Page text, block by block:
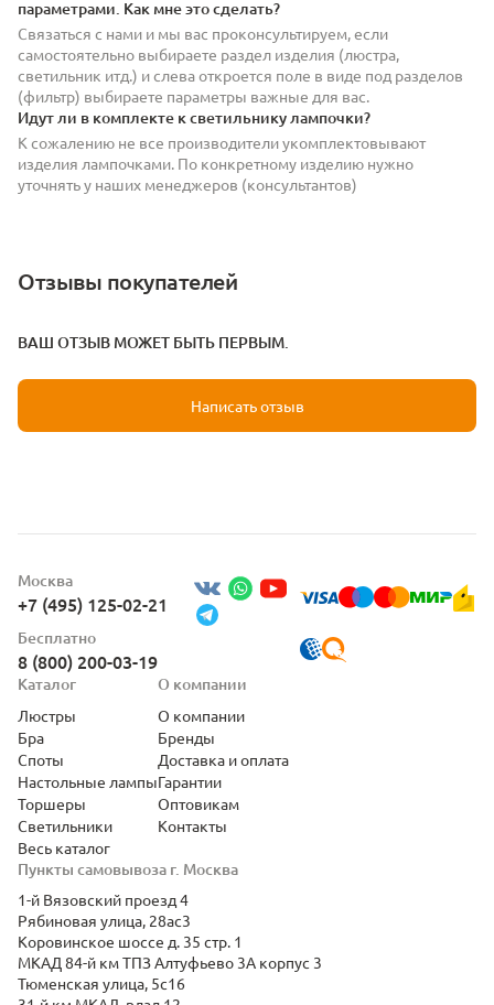
параметрами. Как мне это сделать?
Связаться с нами и мы вас проконсультируем, если
самостоятельно выбираете раздел изделия (люстра,
светильник итд.) и слева откроется поле в виде под разделов
(фильтр) выбираете параметры важные для вас.
Идут ли в комплекте к светильнику лампочки?
К сожалению не все производители укомплектовывают
изделия лампочками. По конкретному изделию нужно
уточнять у наших менеджеров (консультантов)
Отзывы покупателей
ВАШ ОТЗЫВ МОЖЕТ БЫТЬ ПЕРВЫМ.
Написать отзыв
Москва
+7 (495) 125-02-21
Бесплатно
8 (800) 200-03-19
Пункты самовывоза г. Москва
1-й Вязовский проезд 4
Рябиновая улица, 28ас3
Коровинское шоссе д. 35 стр. 1
МКАД 84-й км ТПЗ Алтуфьево 3А корпус 3
Тюменская улица, 5с16
Каталог
Люстры
Бра
Споты
Настольные лампы
Торшеры
Светильники
Весь каталог
О компании
О компании
Бренды
Доставка и оплата
Гарантии
Оптовикам
Контакты